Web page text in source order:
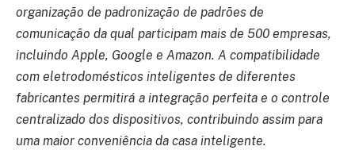
organização de padronização de padrões de
comunicação da qual participam mais de 500 empresas,
incluindo Apple, Google e Amazon. A compatibilidade
com eletrodomésticos inteligentes de diferentes
fabricantes permitirá a integração perfeita e o controle
centralizado dos dispositivos, contribuindo assim para
uma maior conveniência da casa inteligente.